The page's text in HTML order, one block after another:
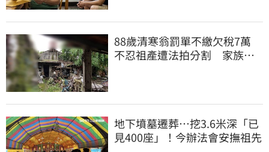
88歲清寒翁罰單不繳欠稅7萬
不忍祖產遭法拍分割 家族按
地下墳墓遷葬…挖3.6米深「已
見400座」！今辦法會安撫祖先